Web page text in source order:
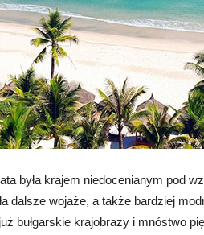
była krajem niedocenianym pod
dalsze wojaże, a także bardziej
bułgarskie krajobrazy i mnóstwo